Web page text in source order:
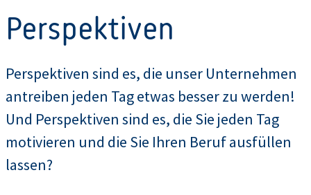
Perspektiven
Perspektiven sind es, die unser Unternehmen
antreiben jeden Tag etwas besser zu werden!
Und Perspektiven sind es, die Sie jeden Tag
motivieren und die Sie Ihren Beruf ausfüllen
lassen?